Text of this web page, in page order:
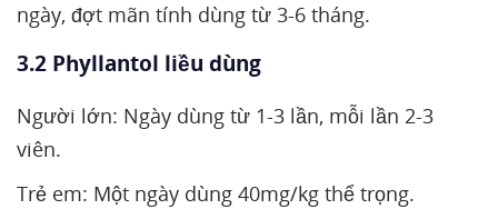
ngày, đợt mãn tính dùng từ 3-6 tháng.
3.2 Phyllantol liều dùng
Người lớn: Ngày dùng từ 1-3 lần, mỗi lần 2-3
viên.
Trẻ em: Một ngày dùng 40mg/kg thể trọng.